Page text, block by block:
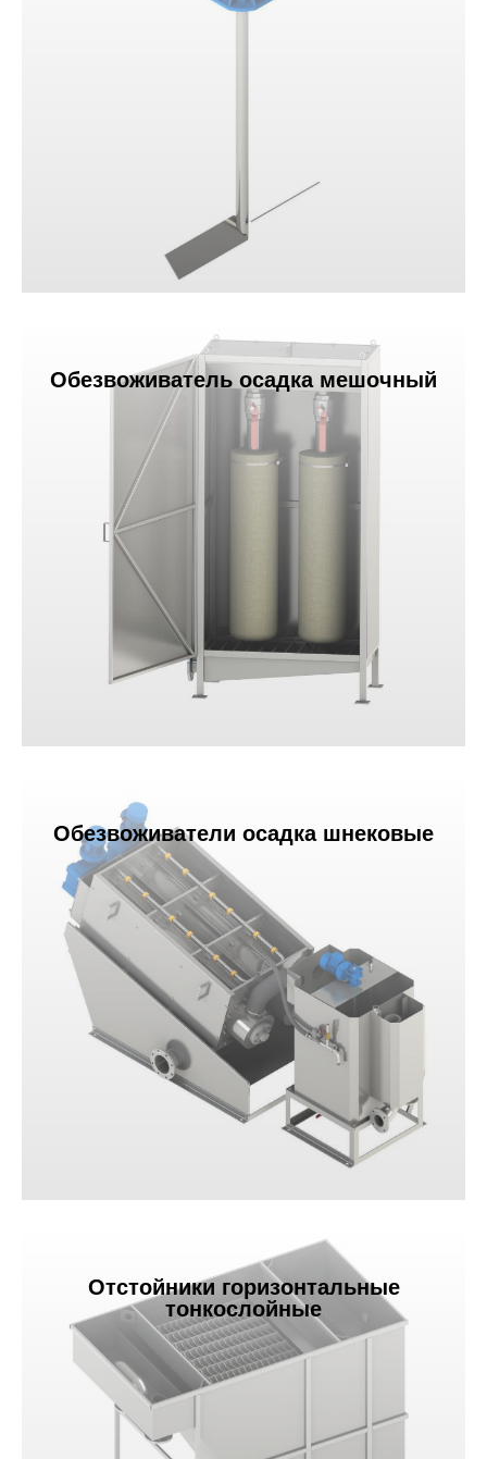
Обезвоживатель осадка мешочный
Обезвоживатели осадка шнековые
Отстойники горизонтальные
тонкослойные